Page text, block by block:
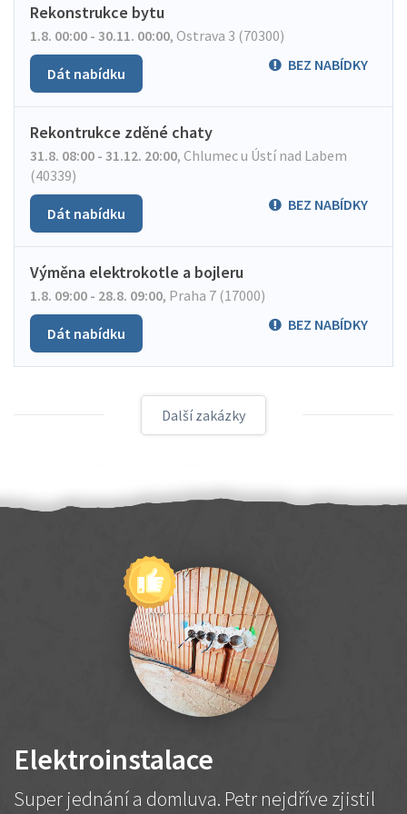
Rekonstrukce bytu
1.8. 00:00 - 30.11. 00:00, Ostrava 3 (70300)
BEZ NABÍDKY
Dát nabídku
Rekontrukce zděné chaty
31.8. 08:00 - 31.12. 20:00, Chlumec u Ústí nad Labem
(40339)
BEZ NABÍDKY
Dát nabídku
Výměna elektrokotle a bojleru
1.8. 09:00 - 28.8. 09:00, Praha 7 (17000)
BEZ NABÍDKY
Dát nabídku
Další zakázky
Elektroinstalace
Super jednání a domluva. Petr nejdříve zjistil